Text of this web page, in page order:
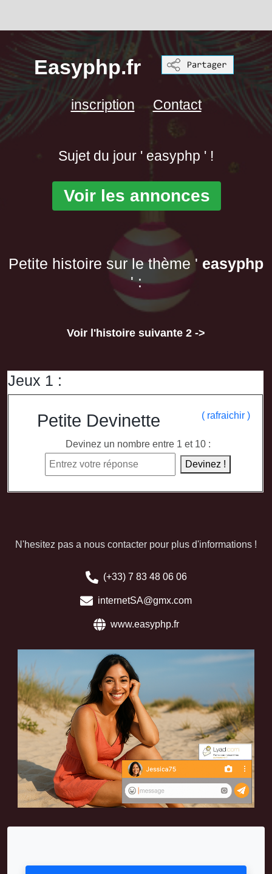
Easyphp.fr
inscription Contact
Sujet du jour ' easyphp ' !
Voir les annonces
Petite histoire sur le thème ' easyphp
' :
Voir l'histoire suivante 2 ->
Jeux 1 :
Petite Devinette ( rafraichir )
Devinez un nombre entre 1 et 10 :
Devinez !
N'hesitez pas a nous contacter pour plus d'informations !
(+33) 7 83 48 06 06
internetSA@gmx.com
www.easyphp.fr